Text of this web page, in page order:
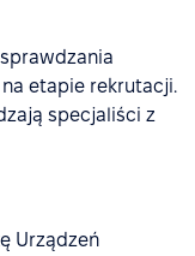
etapie rekrutacji.
specjaliści z
Urządzeń